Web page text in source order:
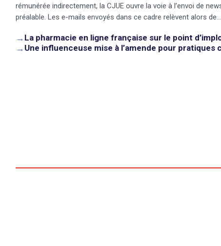
rémunérée indirectement, la CJUE ouvre la voie à l’envoi de
préalable. Les e-mails envoyés dans ce cadre relèvent alors de…
→ La pharmacie en ligne française sur le point
→ Une influenceuse mise à l’amende pour